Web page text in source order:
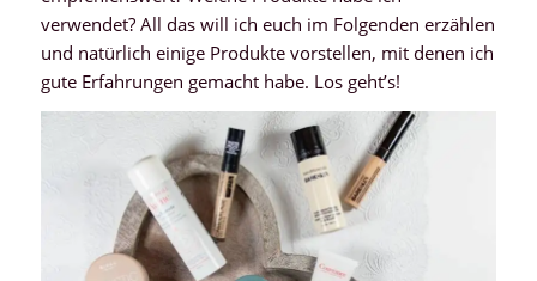
verwendet? All das will ich euch im Folgenden erzählen
und natürlich einige Produkte vorstellen, mit denen ich
gute Erfahrungen gemacht habe. Los geht’s!